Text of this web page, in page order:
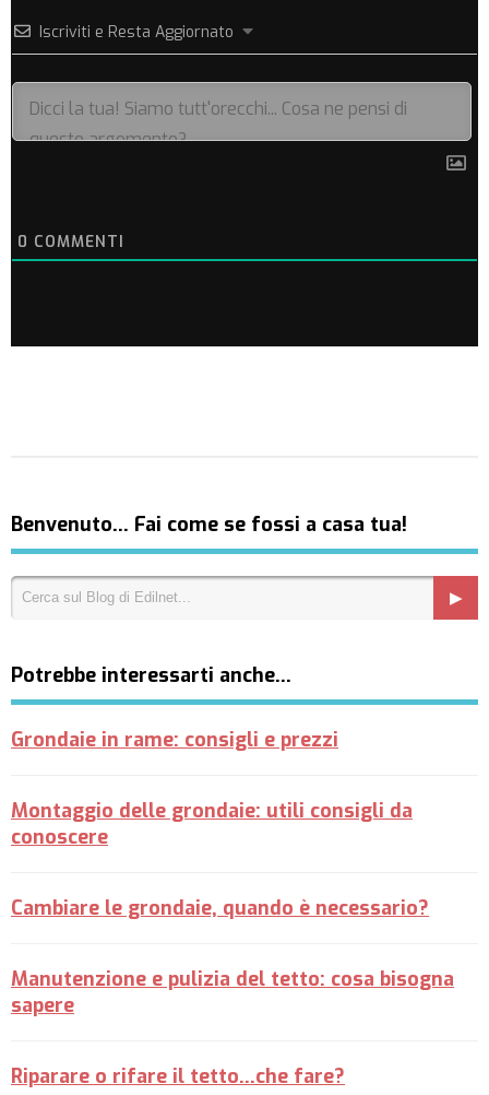
Iscriviti e Resta Aggiornato
0 COMMENTI
Benvenuto… Fai come se fossi a casa tua!
Potrebbe interessarti anche…
Grondaie in rame: consigli e prezzi
Montaggio delle grondaie: utili consigli da
conoscere
Cambiare le grondaie, quando è necessario?
Manutenzione e pulizia del tetto: cosa bisogna
sapere
Riparare o rifare il tetto...che fare?